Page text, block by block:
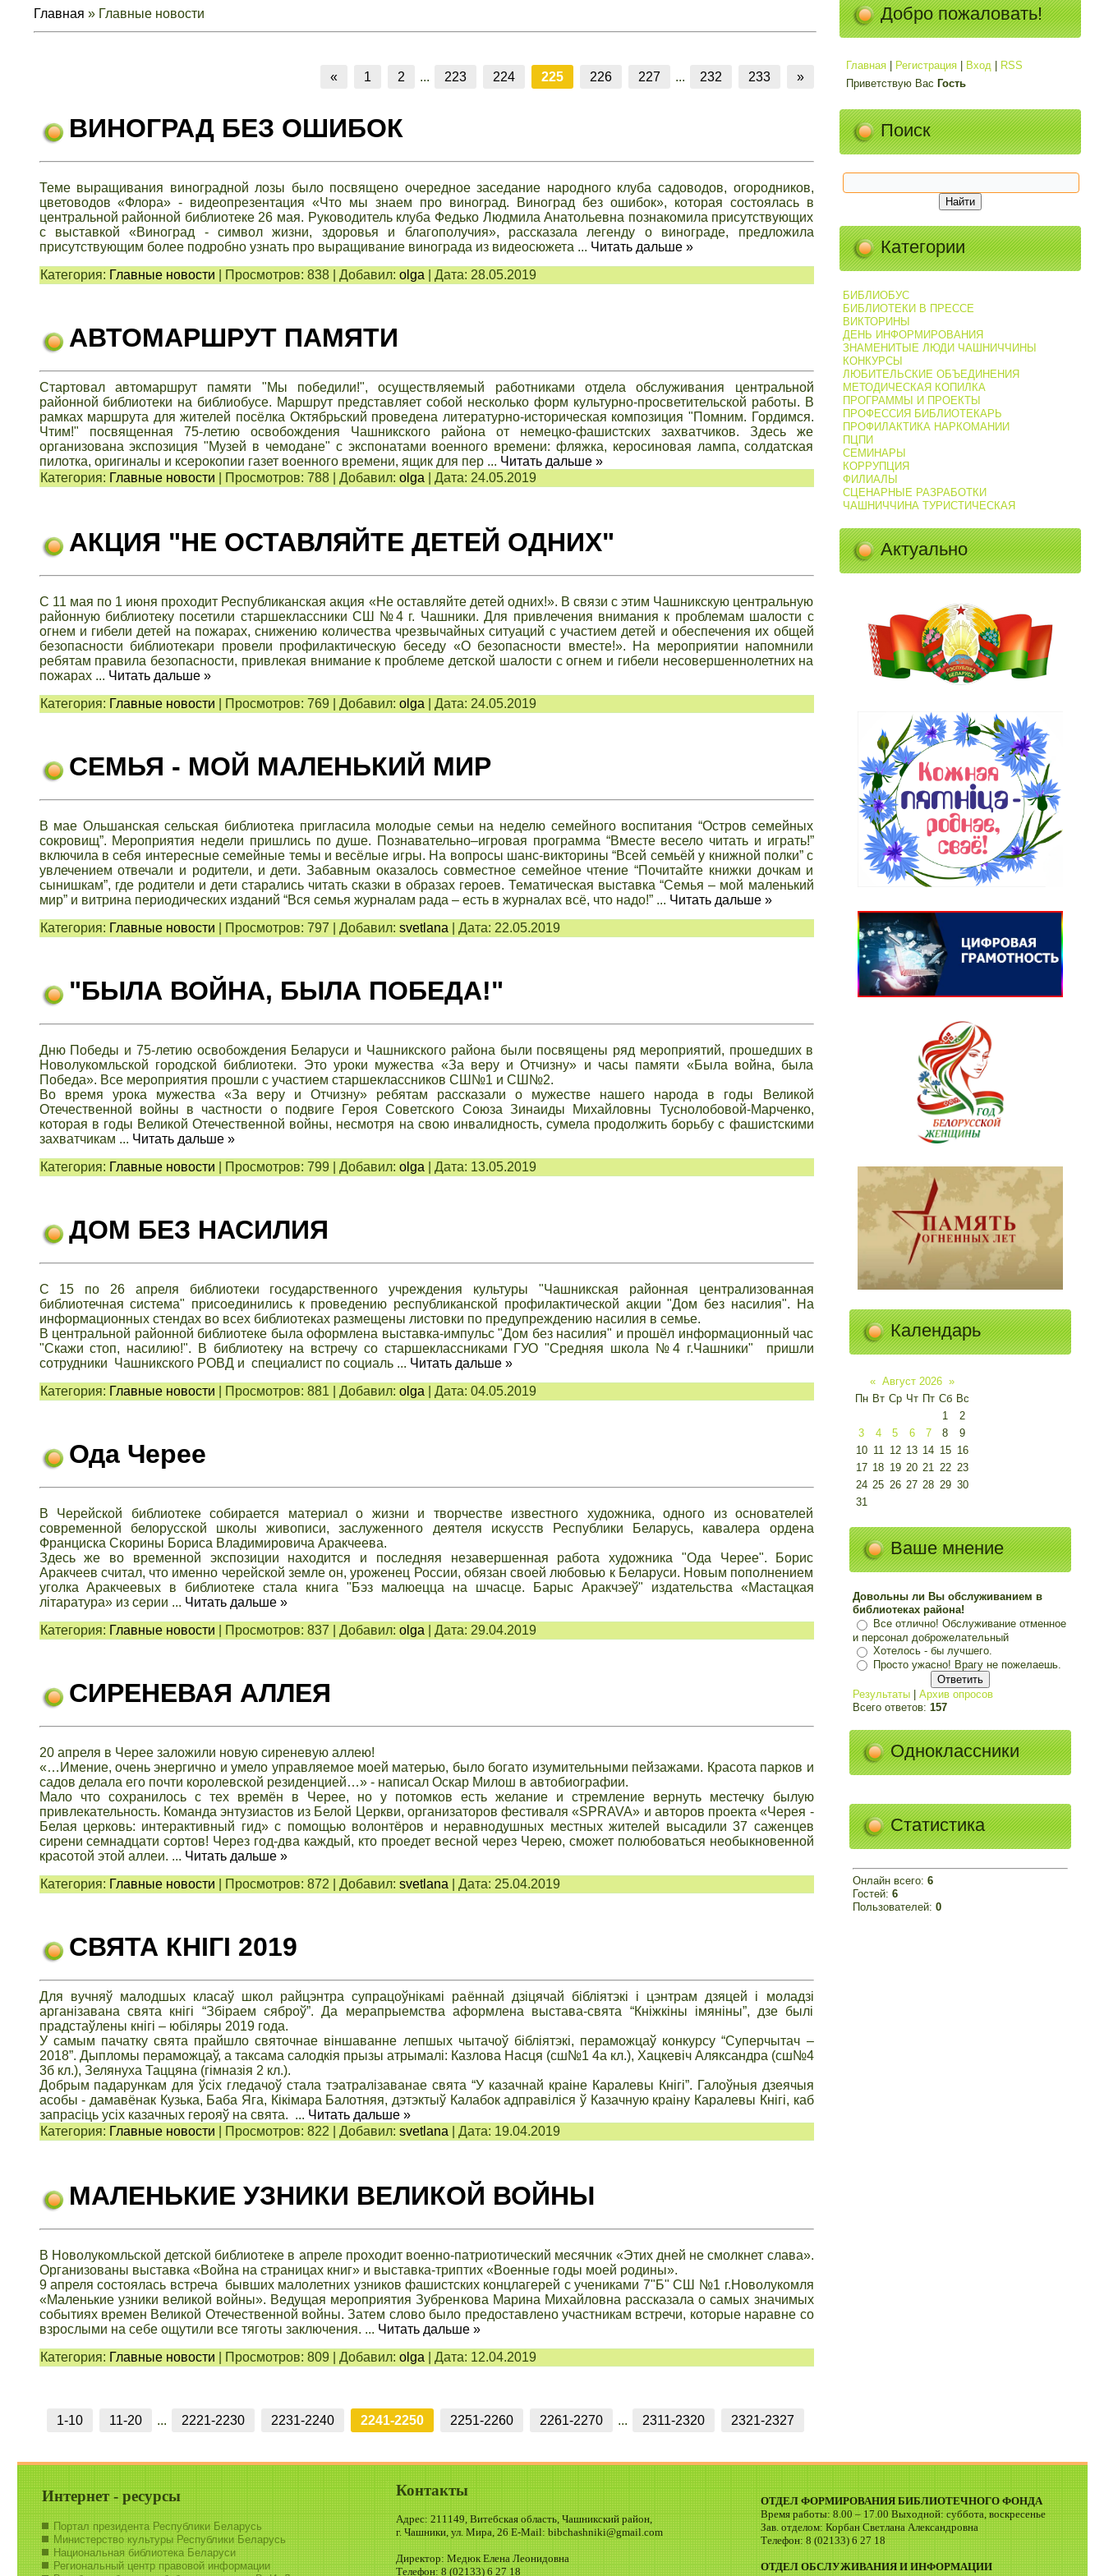
Главная » Главные новости
« 1 2 ... 223 224 225 226 227 ... 232 233 »
ВИНОГРАД БЕЗ ОШИБОК
Теме выращивания виноградной лозы было посвящено очередное заседание народного клуба садоводов, огородников,
цветоводов «Флора» - видеопрезентация «Что мы знаем про виноград. Виноград без ошибок», которая состоялась в
центральной районной библиотеке 26 мая. Руководитель клуба Федько Людмила Анатольевна познакомила присутствующих
с выставкой «Виноград - символ жизни, здоровья и благополучия», рассказала легенду о винограде, предложила
присутствующим более подробно узнать про выращивание винограда из видеосюжета ... Читать дальше »
Категория: Главные новости Просмотров: 838| Добавил: olga Дата: 28.05.2019
АВТОМАРШРУТ ПАМЯТИ
Стартовал автомаршрут памяти "Мы победили!", осуществляемый работниками отдела обслуживания центральной
районной библиотеки на библиобусе. Маршрут представляет собой несколько форм культурно-просветительской работы. В
рамках маршрута для жителей посёлка Октябрьский проведена литературно-историческая композиция "Помним. Гордимся.
Чтим!" посвященная 75-летию освобождения Чашникского района от немецко-фашистских захватчиков. Здесь же
организована экспозиция "Музей в чемодане" с экспонатами военного времени: фляжка, керосиновая лампа, солдатская
пилотка, оригиналы и ксерокопии газет военного времени, ящик для пер ... Читать дальше »
Категория: Главные новости Просмотров: 788| Добавил: olga Дата: 24.05.2019
АКЦИЯ "НЕ ОСТАВЛЯЙТЕ ДЕТЕЙ ОДНИХ"
С 11 мая по 1 июня проходит Республиканская акция «Не оставляйте детей одних!». В связи с этим Чашникскую центральную
районную библиотеку посетили старшеклассники СШ №4 г. Чашники. Для привлечения внимания к проблемам шалости с
огнем и гибели детей на пожарах, снижению количества чрезвычайных ситуаций с участием детей и обеспечения их общей
безопасности библиотекари провели профилактическую беседу «О безопасности вместе!». На мероприятии напомнили
ребятам правила безопасности, привлекая внимание к проблеме детской шалости с огнем и гибели несовершеннолетних на
пожарах ... Читать дальше »
Категория: Главные новости Просмотров: 769 Добавил: olga Дата: 24.05.2019
СЕМЬЯ - МОЙ МАЛЕНЬКИЙ МИР
В мае Ольшанская сельская библиотека пригласила молодые семьи на неделю семейного воспитания “Остров семейных
сокровищ”. Мероприятия недели пришлись по душе. Познавательно–игровая программа “Вместе весело читать и играть!”
включила в себя интересные семейные темы и весёлые игры. На вопросы шанс-викторины “Всей семьёй у книжной полки” с
увлечением отвечали и родители, и дети. Забавным оказалось совместное семейное чтение “Почитайте книжки дочкам и
сынишкам”, где родители и дети старались читать сказки в образах героев. Тематическая выставка “Семья – мой маленький
мир” и витрина периодических изданий “Вся семья журналам рада – есть в журналах всё, что надо!” ... Читать дальше »
Категория: Главные новости Просмотров: 797 Добавил: svetlana Дата: 22.05.2019
"БЫЛА ВОЙНА, БЫЛА ПОБЕДА!"
Дню Победы и 75-летию освобождения Беларуси и Чашникского района были посвящены ряд мероприятий, прошедших в
Новолукомльской городской библиотеки. Это уроки мужества «За веру и Отчизну» и часы памяти «Была война, была
Победа». Все мероприятия прошли с участием старшеклассников СШ№1 и СШ№2.
Во время урока мужества «За веру и Отчизну» ребятам рассказали о мужестве нашего народа в годы Великой
Отечественной войны в частности о подвиге Героя Советского Союза Зинаиды Михайловны Туснолобовой-Марченко,
которая в годы Великой Отечественной войны, несмотря на свою инвалидность, сумела продолжить борьбу с фашистскими
захватчикам ... Читать дальше »
Категория: Главные новости Просмотров: 799 Добавил: olga Дата: 13.05.2019
ДОМ БЕЗ НАСИЛИЯ
С 15 по 26 апреля библиотеки государственного учреждения культуры "Чашникская районная централизованная
библиотечная система" присоединились к проведению республиканской профилактической акции "Дом без насилия". На
информационных стендах во всех библиотеках размещены листовки по предупреждению насилия в семье.
В центральной районной библиотеке была оформлена выставка-импульс "Дом без насилия" и прошёл информационный час
"Скажи стоп, насилию!". В библиотеку на встречу со старшеклассниками ГУО "Средняя школа №4 г.Чашники" пришли
сотрудники Чашникского РОВД и специалист по социаль ... Читать дальше »
Категория: Главные новости Просмотров: 881 Добавил: olga Дата: 04.05.2019
Ода Черее
В Черейской библиотеке собирается материал о жизни и творчестве известного художника, одного из основателей
современной белорусской школы живописи, заслуженного деятеля искусств Республики Беларусь, кавалера ордена
Франциска Скорины Бориса Владимировича Аракчеева.
Здесь же во временной экспозиции находится и последняя незавершенная работа художника "Ода Черее". Борис
Аракчеев считал, что именно черейской земле он, уроженец России, обязан своей любовью к Беларуси. Новым пополнением
уголка Аракчеевых в библиотеке стала книга "Бэз малюецца на шчасце. Барыс Аракчэеў" издательства «Мастацкая
літаратура» из серии ... Читать дальше »
Категория: Главные новости Просмотров: 837 Добавил: olga Дата: 29.04.2019
СИРЕНЕВАЯ АЛЛЕЯ
20 апреля в Черее заложили новую сиреневую аллею!
«…Имение, очень энергично и умело управляемое моей матерью, было богато изумительными пейзажами. Красота парков и
садов делала его почти королевской резиденцией…» - написал Оскар Милош в автобиографии.
Мало что сохранилось с тех времён в Черее, но у потомков есть желание и стремление вернуть местечку былую
привлекательность. Команда энтузиастов из Белой Церкви, организаторов фестиваля «SPRAVA» и авторов проекта «Черея -
Белая церковь: интерактивный гид» с помощью волонтёров и неравнодушных местных жителей высадили 37 саженцев
сирени семнадцати сортов! Через год-два каждый, кто проедет весной через Черею, сможет полюбоваться необыкновенной
красотой этой аллеи. ... Читать дальше »
Категория: Главные новости Просмотров: 872 Добавил: svetlana Дата: 25.04.2019
СВЯТА КНІГІ 2019
Для вучняў малодшых класаў школ райцэнтра супрацоўнікамі раённай дзіцячай бібліятэкі і цэнтрам дзяцей і моладзі
арганізавана свята кнігі “Збіраем сяброў”. Да мерапрыемства аформлена выстава-свята “Кніжкіны імяніны”, дзе былі
прадстаўлены кнігі – юбіляры 2019 года.
У самым пачатку свята прайшло святочнае віншаванне лепшых чытачоў бібліятэкі, пераможцаў конкурсу “Суперчытач –
2018”. Дыпломы пераможцаў, а таксама салодкія прызы атрымалі: Казлова Насця (сш№1 4а кл.), Хацкевіч Аляксандра (сш№4
3б кл.), Зелянуха Таццяна (гімназія 2 кл.).
Добрым падарункам для ўсіх гледачоў стала тэатралізаванае свята “У казачнай краіне Каралевы Кнігі”. Галоўныя дзеячыя
асобы - дамавёнак Кузька, Баба Яга, Кікімара Балотняя, дэтэктыў Калабок адправіліся ў Казачную краіну Каралевы Кнігі, каб
запрасіць усіх казачных герояў на свята. ... Читать дальше »
Категория: Главные новости Просмотров: 822 Добавил: svetlana Дата: 19.04.2019
МАЛЕНЬКИЕ УЗНИКИ ВЕЛИКОЙ ВОЙНЫ
В Новолукомльской детской библиотеке в апреле проходит военно-патриотический месячник «Этих дней не смолкнет слава».
Организованы выставка «Война на страницах книг» и выставка-триптих «Военные годы моей родины».
9 апреля состоялась встреча бывших малолетних узников фашистских концлагерей с учениками 7"Б" СШ №1 г.Новолукомля
«Маленькие узники великой войны». Ведущая мероприятия Зубренкова Марина Михайловна рассказала о самых значимых
событиях времен Великой Отечественной войны. Затем слово было предоставлено участникам встречи, которые наравне со
взрослыми на себе ощутили все тяготы заключения. ... Читать дальше »
Категория: Главные новости Просмотров: 809 Добавил: olga Дата: 12.04.2019
1-10 11-20 ... 2221-2230 2231-2240 2241-2250 2251-2260 2261-2270 ... 2311-2320 2321-2327
Добро пожаловать!
Главная| Регистрация| Вход|
RSS
Приветствую Вас Гость
Поиск
Категории
БИБЛИОБУС
БИБЛИОТЕКИ В ПРЕССЕ
ВИКТОРИНЫ
ДЕНЬ ИНФОРМИРОВАНИЯ
ЗНАМЕНИТЫЕ ЛЮДИ ЧАШНИЧЧИНЫ
КОНКУРСЫ
ЛЮБИТЕЛЬСКИЕ ОБЪЕДИНЕНИЯ
МЕТОДИЧЕСКАЯ КОПИЛКА
ПРОГРАММЫ И ПРОЕКТЫ
ПРОФЕССИЯ БИБЛИОТЕКАРЬ
ПРОФИЛАКТИКА НАРКОМАНИИ
ПЦПИ
СЕМИНАРЫ
КОРРУПЦИЯ
ФИЛИАЛЫ
СЦЕНАРНЫЕ РАЗРАБОТКИ
ЧАШНИЧЧИНА ТУРИСТИЧЕСКАЯ
Актуально
Календарь
« Август 2026 »
Пн Вт Ср Чт Пт Сб Вс
1
2
3
4 5 6 7 8
9
10 11 12 13 14 15 16
17 18 19 20 21 22 23
24 25 26 27 28 29 30
31
Ваше мнение
Довольны ли Вы обслуживанием в
библиотеках района!
Все отлично! Обслуживание отменное
и персонал доброжелательный
Хотелось - бы лучшего.
Просто ужасно! Врагу не пожелаешь.
Результаты| Архив опросов
Всего ответов: 157
Одноклассники
Статистика
Онлайн всего: 6
Гостей: 6
Пользователей: 0
Интернет - ресурсы
Портал президента Республики Беларусь
Министерство культуры Республики Беларусь
Национальная библиотека Беларуси
Региональный центр правовой информации
Контакты
Адрес: 211149, Витебская область, Чашникский район,
г. Чашники, ул. Мира, 26 E-Mail: bibchashniki@gmail.com
Директор: Медюк Елена Леонидовна
Телефон: 8 (02133) 6 27 18
ОТДЕЛ ФОРМИРОВАНИЯ БИБЛИОТЕЧНОГО ФОНДА
Время работы: 8.00 – 17.00 Выходной: суббота, воскресенье
Зав. отделом: Корбан Светлана Александровна
Телефон: 8 (02133) 6 27 18
ОТДЕЛ ОБСЛУЖИВАНИЯ И ИНФОРМАЦИИ